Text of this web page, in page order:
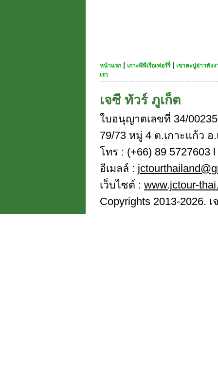
หน้าแรก เกาะพีพีเรือเฟอร์รี่|
เขาตะปูอ่าวพัง
เรา
เจซี ทัวร์ ภูเก็ต
ใบอนุญาตเลขที่ 34/
79/73 หมู่ 4 ต.เกาะแก้ว อ
โทร : (+66) 89 5727603
อีเมลล์ :
เว็บไซต์ : www.jctour-
Copyrights 2013-2026.